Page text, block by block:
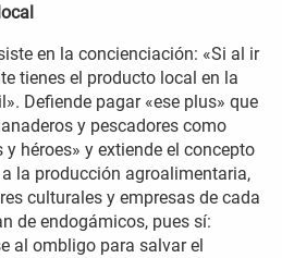
en la concienciación: «Si al ir
tienes el producto local en la
Defiende pagar «ese plus» que
y pescadores como
héroes» y extiende el concepto
la producción agroalimentaria,
culturales y empresas de cada
de endogámicos, pues sí:
al ombligo para salvar el